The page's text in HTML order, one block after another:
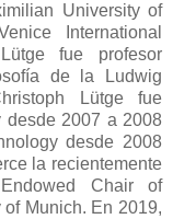
University of
International
fue profesor
de la Ludwig
Lütge fue
desde 2007 a 2008
desde 2008
la recientemente
Chair of
Munich. En 2019,